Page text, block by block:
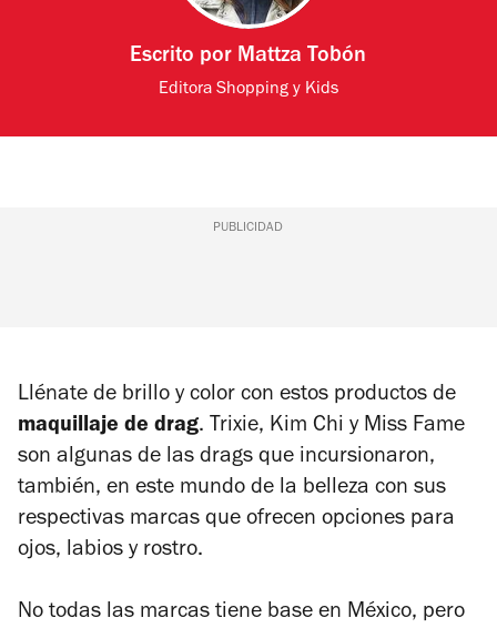
Escrito por Mattza Tobón
Editora Shopping y Kids
PUBLICIDAD
Llénate de brillo y color con estos productos de
maquillaje de drag. Trixie, Kim Chi y Miss Fame
son algunas de las drags que incursionaron,
también, en este mundo de la belleza con sus
respectivas marcas que ofrecen opciones para
ojos, labios y rostro.
No todas las marcas tiene base en México, pero